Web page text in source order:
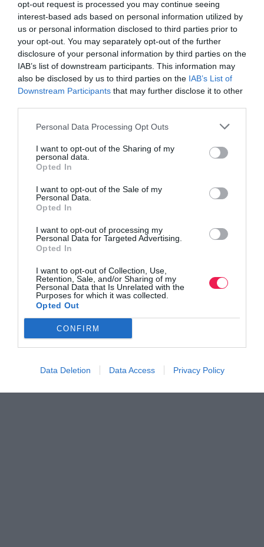
opt-out request is processed you may continue seeing
interest-based ads based on personal information utilized by
us or personal information disclosed to third parties prior to
your opt-out. You may separately opt-out of the further
disclosure of your personal information by third parties on the
IAB’s list of downstream participants. This information may
also be disclosed by us to third parties on the IAB’s List of
Downstream Participants that may further disclose it to other
Personal Data Processing Opt Outs
I want to opt-out of the Sharing of my
personal data.
Opted In
I want to opt-out of the Sale of my
Personal Data.
Opted In
I want to opt-out of processing my
Personal Data for Targeted Advertising.
Opted In
I want to opt-out of Collection, Use,
Retention, Sale, and/or Sharing of my
Personal Data that Is Unrelated with the
Purposes for which it was collected.
Opted Out
CONFIRM
Data Deletion Data Access Privacy Policy
Γίνε Συνδρομητής
Βρες το RUNNER!
Όλα τα Τεύχη